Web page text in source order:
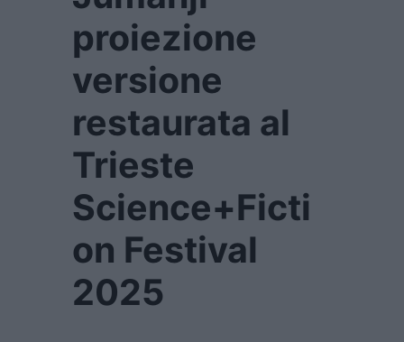
proiezione
versione
restaurata al
Trieste
Science+Ficti
on Festival
2025